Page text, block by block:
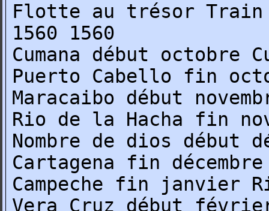
Flotte au trésor Train
1560 1560
Cumana début octobre
Puerto Cabello fin
Maracaibo début
Rio de la Hacha fin
Nombre de dios début
Cartagena fin
Campeche fin janvier
Vera Cruz début